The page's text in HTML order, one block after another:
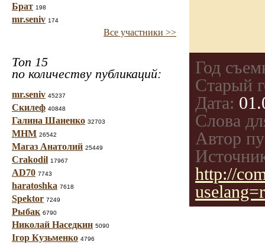
Брат 198
mr.seniv 174
Все участники >>
Топ 15
по количеству публикаций:
mr.seniv 45237
Скилеф 40848
Галина Шаненко 32703
МНМ 26542
Магаз Анатолий 25449
Crakodil 17967
AD70 7743
haratoshka 7618
Spektor 7249
Рыбак 6790
Николай Наседкин 5090
Ігор Кузьменко 4796
Год
Старый
Дата:
Слова
Автор
http://